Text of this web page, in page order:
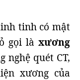
tinh có mật
gọi là xương
nghệ quét CT,
xương của